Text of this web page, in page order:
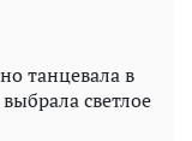
танцевала в
светлое